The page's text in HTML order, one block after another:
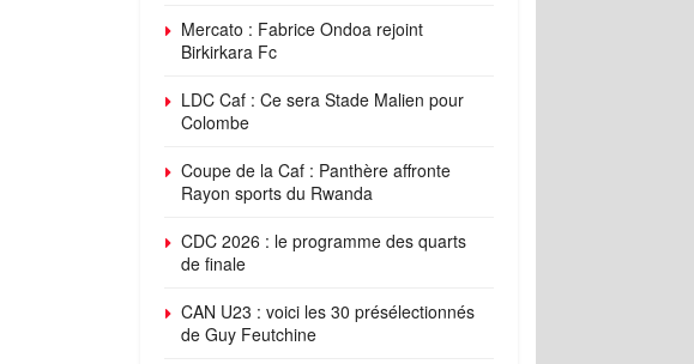
Mercato : Fabrice Ondoa rejoint
Birkirkara Fc
LDC Caf : Ce sera Stade Malien pour
Colombe
Coupe de la Caf : Panthère affronte
Rayon sports du Rwanda
CDC 2026 : le programme des quarts
de finale
CAN U23 : voici les 30 présélectionnés
de Guy Feutchine